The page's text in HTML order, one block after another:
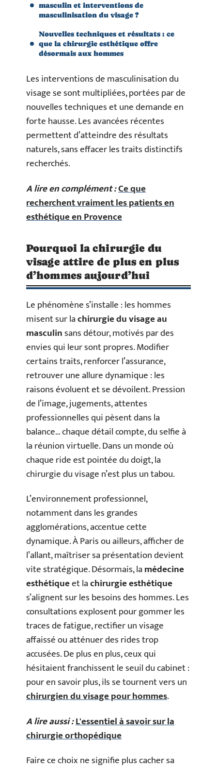
masculin et interventions de
masculinisation du visage ?
Nouvelles techniques et résultats : ce
que la chirurgie esthétique offre
désormais aux hommes
Les interventions de masculinisation du
visage se sont multipliées, portées par de
nouvelles techniques et une demande en
forte hausse. Les avancées récentes
permettent d’atteindre des résultats
naturels, sans effacer les traits distinctifs
recherchés.
A lire en complément :Ce que
recherchent vraiment les patients en
esthétique en Provence
Pourquoi la chirurgie du
visage attire de plus en plus
d’hommes aujourd’hui
Le phénomène s’installe : les hommes
misent sur lachirurgie du visage au
masculinsans détour, motivés par des
envies qui leur sont propres. Modifier
certains traits, renforcer l’assurance,
retrouver une allure dynamique : les
raisons évoluent et se dévoilent. Pression
de l’image, jugements, attentes
professionnelles qui pèsent dans la
balance… chaque détail compte, du selfie à
la réunion virtuelle. Dans un monde où
chaque ride est pointée du doigt, la
chirurgie du visage n’est plus un tabou.
L’environnement professionnel,
notamment dans les grandes
agglomérations, accentue cette
dynamique. À Paris ou ailleurs, afficher de
l’allant, maîtriser sa présentation devient
vite stratégique. Désormais, lamédecine
esthétiqueet lachirurgie esthétique
s’alignent sur les besoins des hommes. Les
consultations explosent pour gommer les
traces de fatigue, rectifier un visage
affaissé ou atténuer des rides trop
accusées. De plus en plus, ceux qui
hésitaient franchissent le seuil du cabinet :
pour en savoir plus, ils se tournent vers un
chirurgien du visage pour hommes.
A lire aussi :L'essentiel à savoir sur la
chirurgie orthopédique
Faire ce choix ne signifie plus cacher sa